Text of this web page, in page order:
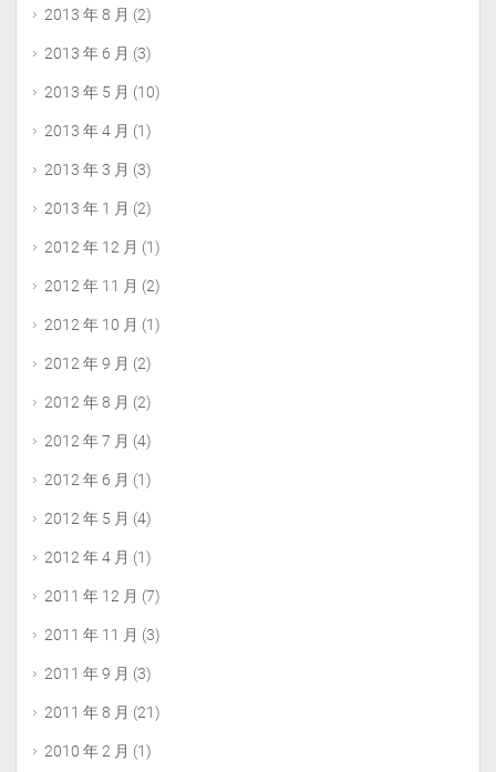
2013 年 8 月 (2)
2013 年 6 月 (3)
2013 年 5 月 (10)
2013 年 4 月 (1)
2013 年 3 月 (3)
2013 年 1 月 (2)
2012 年 12 月 (1)
2012 年 11 月 (2)
2012 年 10 月 (1)
2012 年 9 月 (2)
2012 年 8 月 (2)
2012 年 7 月 (4)
2012 年 6 月 (1)
2012 年 5 月 (4)
2012 年 4 月 (1)
2011 年 12 月 (7)
2011 年 11 月 (3)
2011 年 9 月 (3)
2011 年 8 月 (21)
2010 年 2 月 (1)